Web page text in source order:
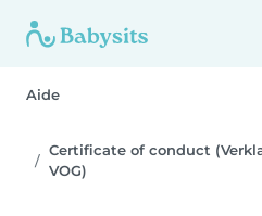
Aide
Certificate of conduct
VOG)